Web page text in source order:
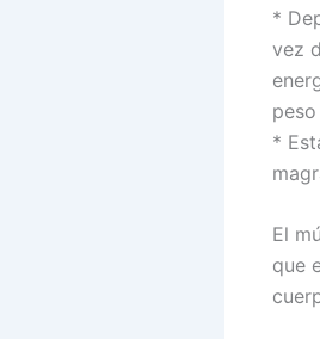
*
vez
*
El
que